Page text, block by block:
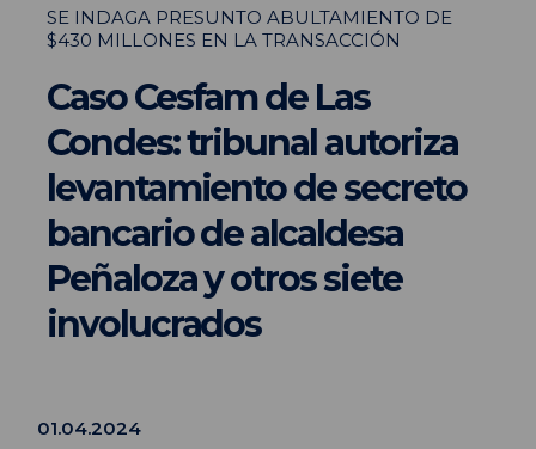
SE INDAGA PRESUNTO ABULTAMIENTO DE
$430 MILLONES EN LA TRANSACCIÓN
Caso Cesfam de Las
Condes: tribunal autoriza
levantamiento de secreto
bancario de alcaldesa
Peñaloza y otros siete
involucrados
01.04.2024